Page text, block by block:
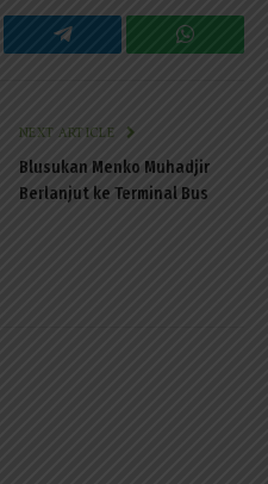
Telegram
NEXT ARTICLE
Blusukan Menko Muhadjir
Berlanjut ke Terminal Bus